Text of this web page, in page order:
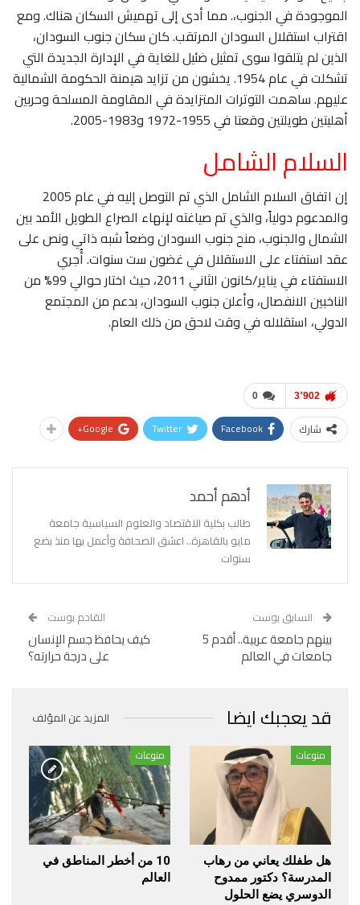
الموجودة في الجنوب،. مما أدى إلى تهميش السكان هناك. ومع
اقتراب استقلال السودان المرتقب. كان سكان جنوب السودان،
الذين لم يتلقوا سوى تمثيل ضئيل للغاية في الإدارة الجديدة التي
تشكلت في عام 1954. يخشون من تزايد هيمنة الحكومة الشمالية
عليهم. ساهمت التوترات المتزايدة في المقاومة المسلحة وحربين
أهليتين طويلتين وقعتا في 1955-1972 و1983-2005.
السلام الشامل
إن اتفاق السلام الشامل الذي تم التوصل إليه في عام 2005
والمدعوم دولياً، والذي تم صياغته لإنهاء الصراع الطويل الأمد بين
الشمال والجنوب، منح جنوب السودان وضعاً شبه ذاتي ونص على
عقد استفتاء على الاستقلال في غضون ست سنوات. أُجري
الاستفتاء في يناير/كانون الثاني 2011، حيث اختار حوالي 99% من
الناخبين الانفصال، وأعلن جنوب السودان، بدعم من المجتمع
الدولي، استقلاله في وقت لاحق من ذلك العام.
0 3٬902
شارك Facebook
Twitter
Google+
أدهم أحمد
طالب بكلية الاقتصاد والعلوم السياسية جامعة
مايو بالقاهرة.. اعشق الصحافة وأعمل بها منذ بضع
سنوات
السابق بوست
بينهم جامعة عربية.. أقدم 5
جامعات في العالم
القادم بوست
كيف يحافظ جسم الإنسان
على درجة حرارته؟
قد يعجبك ايضا المزيد عن المؤلف
منوعات
هل طفلك يعاني من رهاب
المدرسة؟ دكتور ممدوح
الدوسري يضع الحلول
منوعات
10 من أخطر المناطق في
العالم